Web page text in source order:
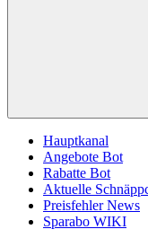
Hauptkanal
Angebote Bot
Rabatte Bot
Aktuelle
Preisfehler News
Sparabo WIKI